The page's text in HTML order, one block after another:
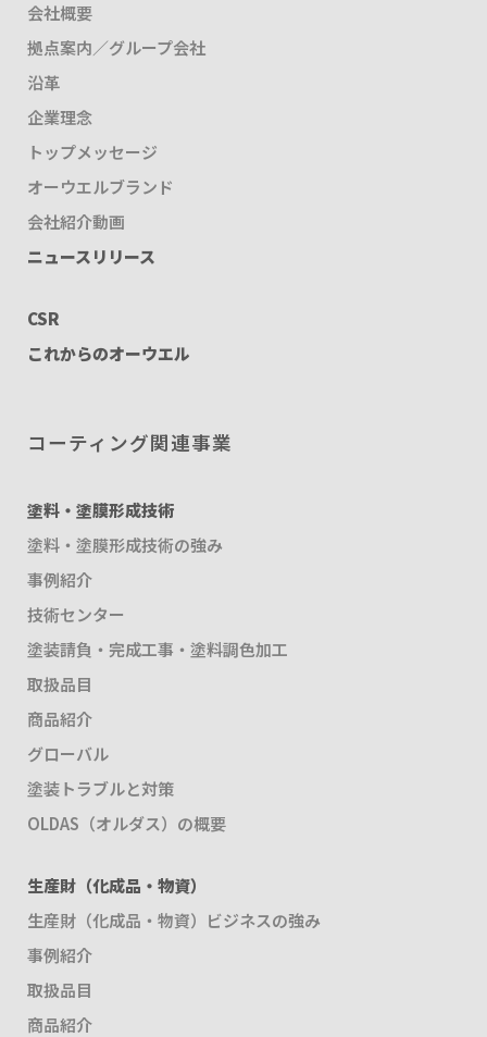
会社概要
拠点案内／グループ会社
沿革
企業理念
トップメッセージ
オーウエルブランド
会社紹介動画
ニュースリリース
CSR
これからのオーウエル
コーティング関連事業
塗料・塗膜形成技術
塗料・塗膜形成技術の強み
事例紹介
技術センター
塗装請負・完成工事・塗料調色加工
取扱品目
商品紹介
グローバル
塗装トラブルと対策
OLDAS（オルダス）の概要
生産財（化成品・物資）
生産財（化成品・物資）ビジネスの強み
事例紹介
取扱品目
商品紹介